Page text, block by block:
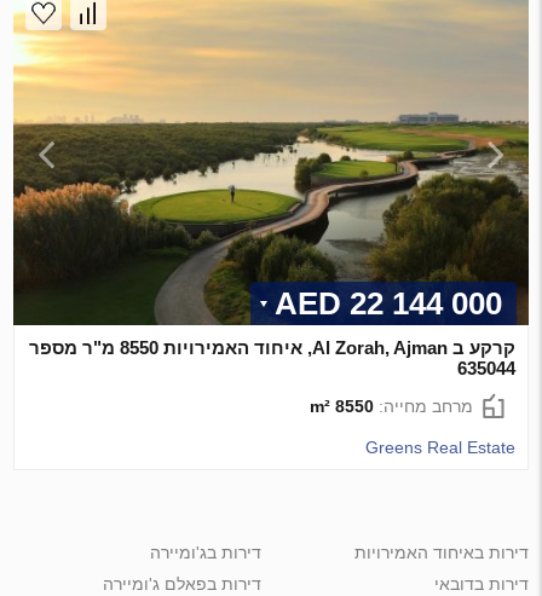
22 144 000 AED
קרקע ב Al Zorah, Ajman, איחוד האמירויות 8550 מ"ר מספר
635044
מרחב מחייה:8550 m²
Greens Real Estate
דירות באיחוד האמירויות
דירות בדובאי
דירות בג'ומיירה
דירות בפאלם ג'ומיירה